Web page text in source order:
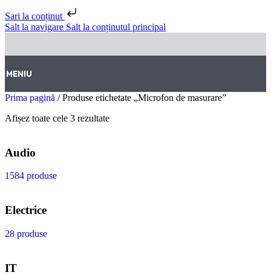
Sari la conținut
Salt la navigare Salt la conținutul principal
MENIU
Prima pagină / Produse etichetate „Microfon de masurare”
Afișez toate cele 3 rezultate
Audio
1584 produse
Electrice
28 produse
IT